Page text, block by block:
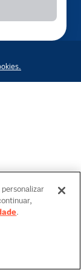
personalizar
.